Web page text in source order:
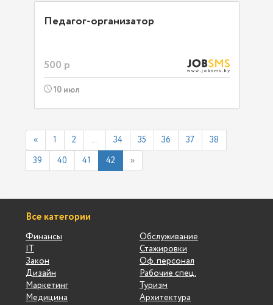
Педагог-организатор
500 р
10 июл
« 1 2 ... 34 35 36 37 38
39 40 41 42 »
Все категории
Финансы
IT
Закон
Дизайн
Маркетинг
Медицина
Обслуживание
Стажировки
Оф. персонал
Рабочие спец.
Туризм
Архитектура